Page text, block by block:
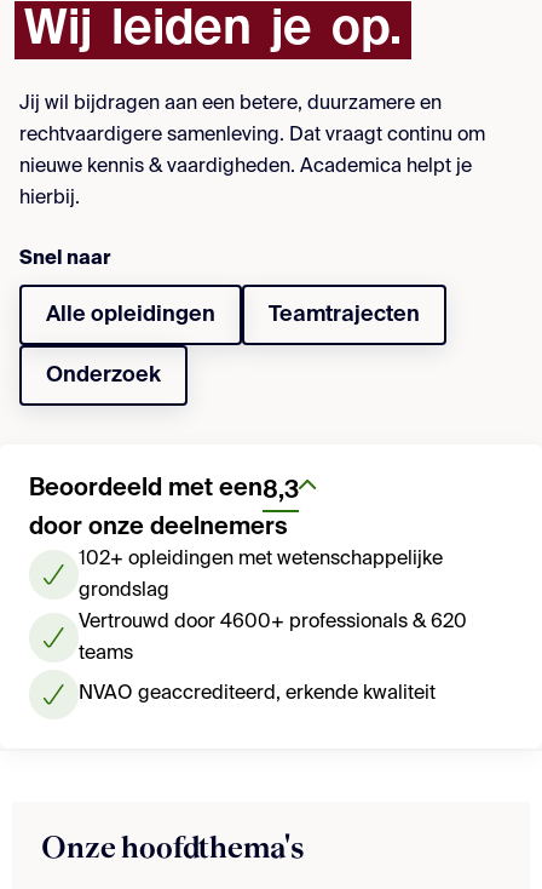
Wij
leiden je op.
Jij wil bijdragen aan een betere, duurzamere en
rechtvaardigere samenleving. Dat vraagt continu om
nieuwe kennis & vaardigheden. Academica helpt je
hierbij.
Snel naar
Alle opleidingen Teamtrajecten
Onderzoek
Beoordeeld met een8,3
door onze deelnemers
102+ opleidingen met wetenschappelijke
grondslag
Vertrouwd door 4600+ professionals & 620
teams
NVAO geaccrediteerd, erkende kwaliteit
Onze hoofdthema's